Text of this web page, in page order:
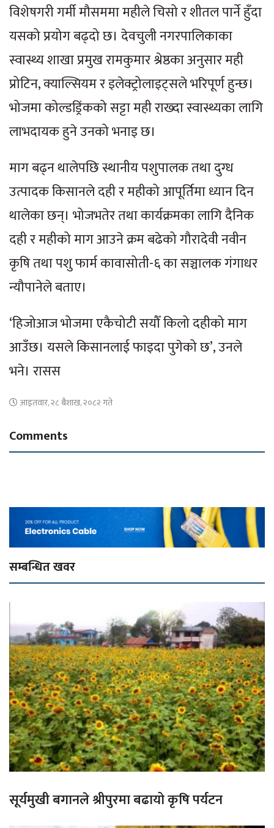
विशेषगरी गर्मी मौसममा महीले चिसो र शीतल पार्ने हुँदा
यसको प्रयोग बढ्दो छ। देवचुली नगरपालिकाका
स्वास्थ्य शाखा प्रमुख रामकुमार श्रेष्ठका अनुसार मही
प्रोटिन, क्याल्सियम र इलेक्ट्रोलाइट्सले भरिपूर्ण हुन्छ।
भोजमा कोल्डड्रिंकको सट्टा मही राख्दा स्वास्थ्यका लागि
लाभदायक हुने उनको भनाइ छ।
माग बढ्न थालेपछि स्थानीय पशुपालक तथा दुग्ध
उत्पादक किसानले दही र महीको आपूर्तिमा ध्यान दिन
थालेका छन्। भोजभतेर तथा कार्यक्रमका लागि दैनिक
दही र महीको माग आउने क्रम बढेको गौरादेवी नवीन
कृषि तथा पशु फार्म कावासोती-६ का सञ्चालक गंगाधर
न्यौपानेले बताए।
‘हिजोआज भोजमा एकैचोटी सयौँ किलो दहीको माग
आउँछ। यसले किसानलाई फाइदा पुगेको छ’, उनले
भने। रासस
आइतवार, २८ बैशाख, २०८२ गते
Comments
सम्बन्धित खवर
सूर्यमुखी बगानले श्रीपुरमा बढायो कृषि पर्यटन